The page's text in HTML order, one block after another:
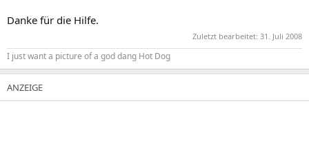
Danke für die Hilfe.
Zuletzt bearbeitet: 31. Juli 2008
I just want a picture of a god dang Hot Dog